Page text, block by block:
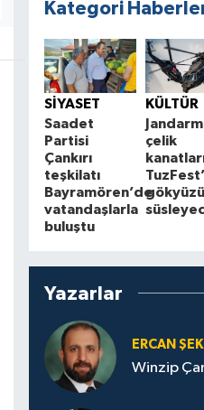
Kategori
SİYASET
Saadet
Partisi
Çankırı
teşkilatı
Bayramören’de
vatandaşlarla
buluştu
KÜLTÜR
çelik
Yazarlar
ERCAN
Winzip